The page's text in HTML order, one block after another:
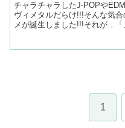
チャラチャラしたJ-POPや
ヴィメタルだらけ!!!そんな気
メが誕生しました!!!それが…
1